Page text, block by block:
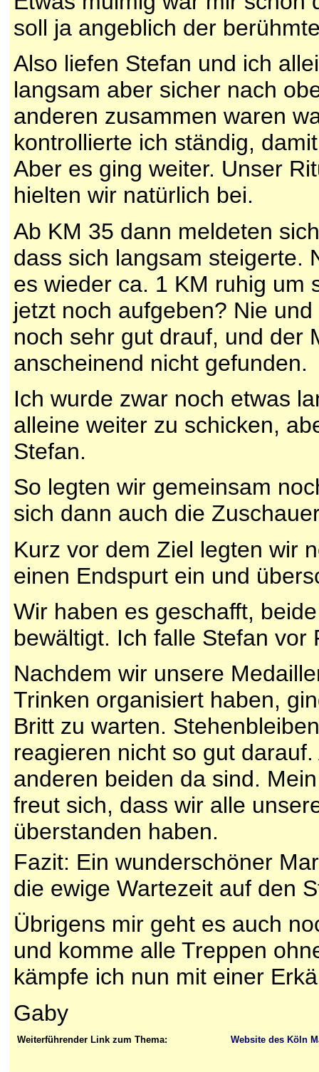
soll ja angeblich der
Also liefen Stefan und ich
langsam aber sicher nach
anderen zusammen waren
kontrollierte ich ständig,
Aber es ging weiter. Unser
hielten wir natürlich bei.
Ab KM 35 dann meldeten
dass sich langsam steigerte.
es wieder ca. 1 KM ruhig um
jetzt noch aufgeben? Nie
noch sehr gut drauf, und der
anscheinend nicht gefunden.
Ich wurde zwar noch etwas
alleine weiter zu schicken,
Stefan.
So legten wir gemeinsam
sich dann auch die
Kurz vor dem Ziel legten wir
einen Endspurt ein und
Wir haben es geschafft,
bewältigt. Ich falle Stefan vor
Nachdem wir unsere
Trinken organisiert haben,
Britt zu warten.
reagieren nicht so gut
anderen beiden da sind.
freut sich, dass wir alle
überstanden haben.
Fazit: Ein wunderschöner
die ewige Wartezeit auf den
Übrigens mir geht es auch
und komme alle Treppen
kämpfe ich nun mit einer
Gaby
Weiterführender Link zum Thema: Website des Köln